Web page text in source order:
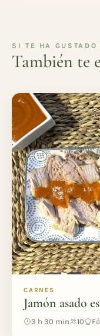
SI TE HA GUSTADO
También te
CARNES
Jamón asado
3 h 30 min 10